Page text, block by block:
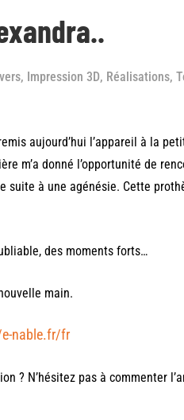
, Impression 3D, Réalisations,
aujourd’hui l’appareil à la
m’a donné l’opportunité de
suite à une agénésie. Cette
des moments forts…
main.
nable.fr/fr
? N’hésitez pas à commenter